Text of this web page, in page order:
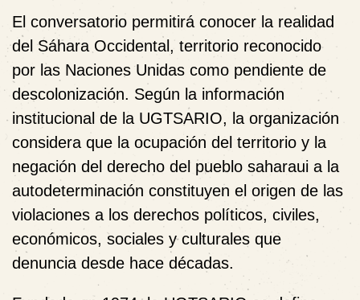
El conversatorio permitirá conocer la realidad
del Sáhara Occidental , territorio reconocido
por las Naciones Unidas como pendiente de
descolonización. Según la información
institucional de la UGTSARIO, la organización
considera que la ocupación del territorio y la
negación del derecho del pueblo saharaui a la
autodeterminación constituyen el origen de las
violaciones a los derechos políticos, civiles,
económicos, sociales y culturales que
denuncia desde hace décadas.